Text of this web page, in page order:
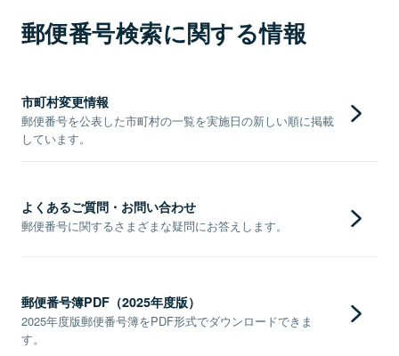
郵便番号検索に関する情報
市町村変更情報
郵便番号を公表した市町村の一覧を実施日の新しい順に掲載
しています。
よくあるご質問・お問い合わせ
郵便番号に関するさまざまな疑問にお答えします。
郵便番号簿PDF（2025年度版）
2025年度版郵便番号簿をPDF形式でダウンロードできま
す。